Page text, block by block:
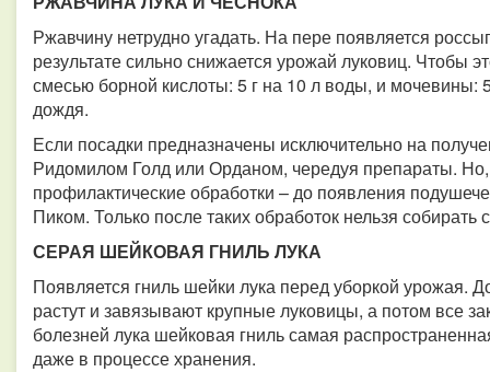
Ржавчину нетрудно угадать. На пере появляется
результате сильно снижается урожай луковиц. Чтобы
смесью борной кислоты: 5 г на 10 л воды, и мочевины:
дождя.
Если посадки предназначены исключительно на
Ридомилом Голд или Орданом, чередуя препараты. Но,
профилактические обработки – до появления
Пиком. Только после таких обработок нельзя собирать
СЕРАЯ ШЕЙКОВАЯ ГНИЛЬ ЛУКА
Появляется гниль шейки лука перед уборкой урожая.
растут и завязывают крупные луковицы, а потом все
болезней лука шейковая гниль самая
даже в процессе хранения.